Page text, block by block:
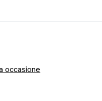
occasione